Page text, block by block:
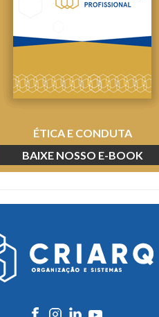
ÉTICA E CONDUTA
BAIXE NOSSO E-BOOK